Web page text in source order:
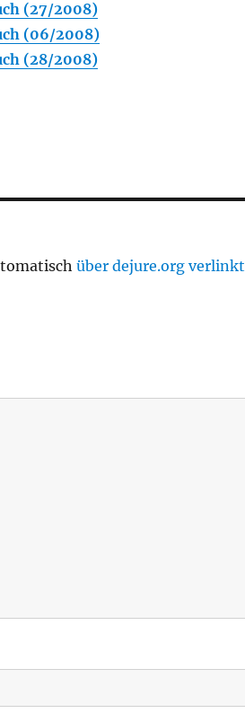
(27/2008)
(06/2008)
(28/2008)
über dejure.org verlinkt